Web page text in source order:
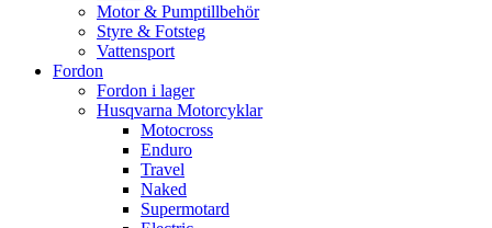
Motor & Pumptillbehör
Styre & Fotsteg
Vattensport
Fordon
Fordon i lager
Husqvarna Motorcyklar
Motocross
Enduro
Travel
Naked
Supermotard